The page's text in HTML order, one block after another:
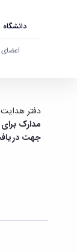
دانشگاه
هشتمین
دفتر هدایت
مدارک
جهت